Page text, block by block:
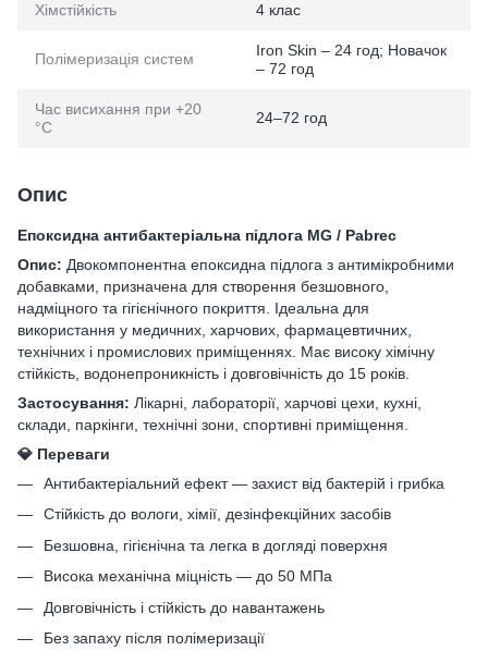
Хімстійкість 4 клас
Полімеризація систем
Iron Skin – 24 год; Новачок
– 72 год
Час висихання при +20
°C
24–72 год
Опис
Епоксидна антибактеріальна підлога MG / Pabrec
Опис: Двокомпонентна епоксидна підлога з антимікробними
добавками, призначена для створення безшовного,
надміцного та гігієнічного покриття. Ідеальна для
використання у медичних, харчових, фармацевтичних,
технічних і промислових приміщеннях. Має високу хімічну
стійкість, водонепроникність і довговічність до 15 років.
Застосування: Лікарні, лабораторії, харчові цехи, кухні,
склади, паркінги, технічні зони, спортивні приміщення.
💎 Переваги
Антибактеріальний ефект — захист від бактерій і грибка
Стійкість до вологи, хімії, дезінфекційних засобів
Безшовна, гігієнічна та легка в догляді поверхня
Висока механічна міцність — до 50 МПа
Довговічність і стійкість до навантажень
Без запаху після полімеризації